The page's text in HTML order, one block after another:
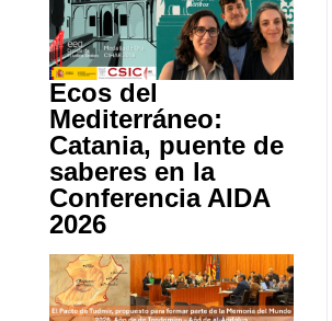
Ecos del
Mediterráneo:
Catania, puente de
saberes en la
Conferencia AIDA
2026